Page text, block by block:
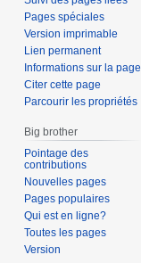
Pages spéciales
Version imprimable
Lien permanent
Informations sur la page
Citer cette page
Parcourir les propriétés
Big brother
Pointage des
contributions
Nouvelles pages
Pages populaires
Qui est en ligne?
Toutes les pages
Version